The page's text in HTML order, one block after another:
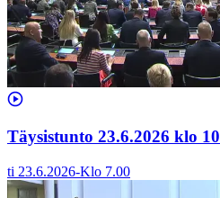
Täysistunto 23.6.2026 klo 10
ti 23.6.2026-Klo 7.00